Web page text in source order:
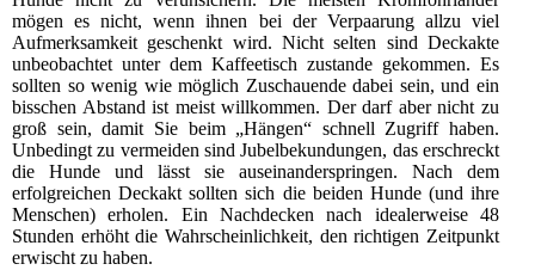
mögen es nicht, wenn ihnen bei der Verpaarung allzu viel
Aufmerksamkeit geschenkt wird. Nicht selten sind Deckakte
unbeobachtet unter dem Kaffeetisch zustande gekommen. Es
sollten so wenig wie möglich Zuschauende dabei sein, und ein
bisschen Abstand ist meist willkommen. Der darf aber nicht zu
groß sein, damit Sie beim „Hängen“ schnell Zugriff haben.
Unbedingt zu vermeiden sind Jubelbekundungen, das erschreckt
die Hunde und lässt sie auseinanderspringen. Nach dem
erfolgreichen Deckakt sollten sich die beiden Hunde (und ihre
Menschen) erholen. Ein Nachdecken nach idealerweise 48
Stunden erhöht die Wahrscheinlichkeit, den richtigen Zeitpunkt
erwischt zu haben.